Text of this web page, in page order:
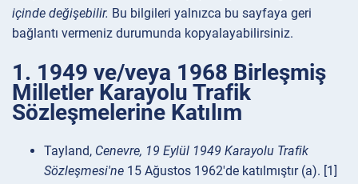
içinde değişebilir. Bu bilgileri yalnızca bu sayfaya geri
bağlantı vermeniz durumunda kopyalayabilirsiniz.
1. 1949 ve/veya 1968 Birleşmiş
Milletler Karayolu Trafik
Sözleşmelerine Katılım
Tayland, Cenevre, 19 Eylül 1949 Karayolu Trafik
Sözleşmesi'ne 15 Ağustos 1962'de katılmıştır (a). [1]